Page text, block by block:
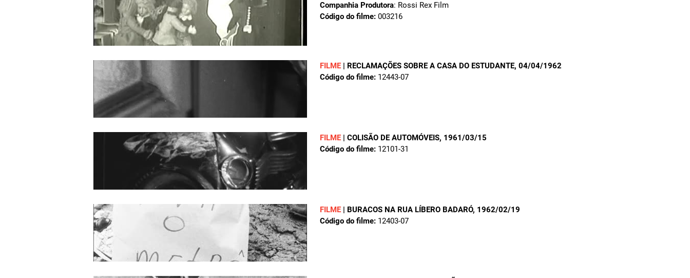
Companhia Produtora: Rossi Rex Film
Código do filme: 003216
FILME | RECLAMAÇÕES SOBRE A CASA DO ESTUDANTE, 04/04/1962
Código do filme: 12443-07
FILME | COLISÃO DE AUTOMÓVEIS, 1961/03/15
Código do filme: 12101-31
FILME | BURACOS NA RUA LÍBERO BADARÓ, 1962/02/19
Código do filme: 12403-07